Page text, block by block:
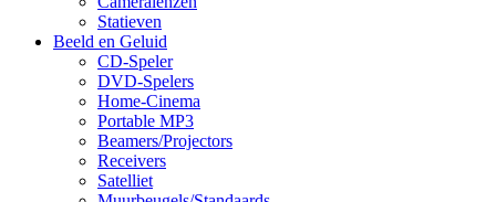
Statieven
Beeld en Geluid
CD-Speler
DVD-Spelers
Home-Cinema
Portable MP3
Beamers/Projectors
Receivers
Satelliet